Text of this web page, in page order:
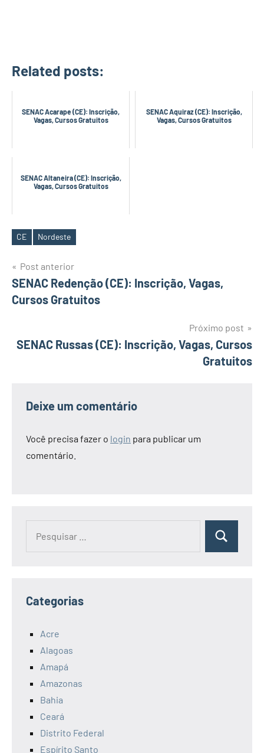
Related posts:
SENAC Acarape (CE): Inscrição,
Vagas, Cursos Gratuitos
SENAC Aquiraz (CE): Inscrição,
Vagas, Cursos Gratuitos
SENAC Altaneira (CE): Inscrição,
Vagas, Cursos Gratuitos
Tags
CE Nordeste
Navegação
de
Post anterior
SENAC Redenção (CE): Inscrição, Vagas,
Cursos Gratuitos
Próximo post
SENAC Russas (CE): Inscrição, Vagas, Cursos
Gratuitos
Deixe um comentário
Você precisa fazer o login para publicar um
comentário.
Pesquisa
Categorias
Acre
Alagoas
Amapá
Amazonas
Bahia
Ceará
Distrito Federal
Espírito Santo